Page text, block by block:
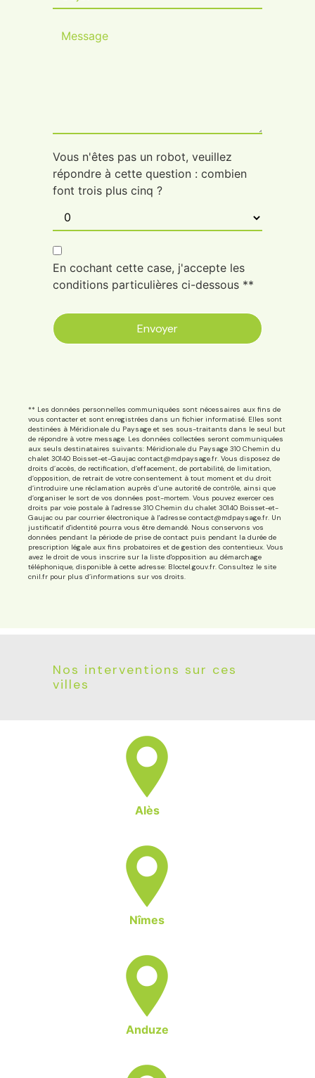
Vous n'êtes pas un robot, veuillez
répondre à cette question : combien
font trois plus cinq ?
En cochant cette case, j'accepte les
conditions particulières ci-dessous **
Envoyer
** Les données personnelles communiquées sont nécessaires aux fins de
vous contacter et sont enregistrées dans un fichier informatisé. Elles sont
destinées à Méridionale du Paysage et ses sous-traitants dans le seul but
de répondre à votre message. Les données collectées seront communiquées
aux seuls destinataires suivants: Méridionale du Paysage 310 Chemin du
chalet 30140 Boisset-et-Gaujac contact@mdpaysage.fr. Vous disposez de
droits d’accès, de rectification, d’effacement, de portabilité, de limitation,
d’opposition, de retrait de votre consentement à tout moment et du droit
d’introduire une réclamation auprès d’une autorité de contrôle, ainsi que
d’organiser le sort de vos données post-mortem. Vous pouvez exercer ces
droits par voie postale à l'adresse 310 Chemin du chalet 30140 Boisset-et-
Gaujac ou par courrier électronique à l'adresse contact@mdpaysage.fr. Un
justificatif d'identité pourra vous être demandé. Nous conservons vos
données pendant la période de prise de contact puis pendant la durée de
prescription légale aux fins probatoires et de gestion des contentieux. Vous
avez le droit de vous inscrire sur la liste d'opposition au démarchage
téléphonique, disponible à cette adresse: Bloctel.gouv.fr. Consultez le site
cnil.fr pour plus d’informations sur vos droits.
Nos interventions sur ces
villes
Alès
Nîmes
Anduze